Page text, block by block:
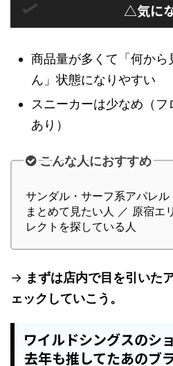
△気に
商品量が多くて「何から
ん」状態になりやすい
スニーカーは少なめ（
あり）
こんな人におすすめ
サンダル・サーフ系アパレ
まとめて見たい人 ／ 原宿エ
レクトを探している人
→ まずは店内で目を引いた
ェックしていこう。
ワイルドシングスのシ
去年も推してたあのブ